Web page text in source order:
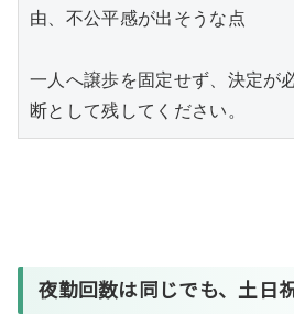
由、不公平感が出そうな点
一人へ譲歩を固定せず、決定が
断として残してください。
夜勤回数は同じでも、土日